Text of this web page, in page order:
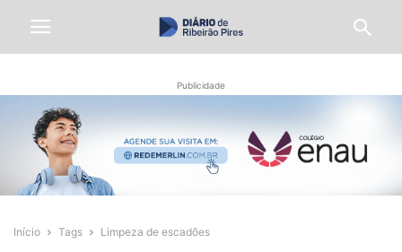
Publicidade
Início Tags Limpeza de escadões